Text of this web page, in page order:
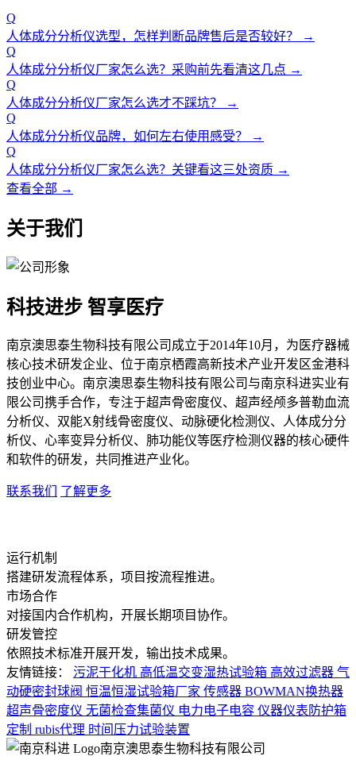
Q
人体成分分析仪选型，怎样判断品牌售后是否较好？
→
Q
人体成分分析仪厂家怎么选？采购前先看清这几点 →
Q
人体成分分析仪厂家怎么选才不踩坑？
→
Q
人体成分分析仪品牌，如何左右使用感受？
→
Q
人体成分分析仪厂家怎么选？关键看这三处资质 →
查看全部 →
关于我们
科技进步 智享医疗
南京澳思泰生物科技有限公司成立于2014年10月，为医疗器械
核心技术研发企业、位于南京栖霞高新技术产业开发区金港科
技创业中心。南京澳思泰生物科技有限公司与南京科进实业有
限公司携手合作，专注于超声骨密度仪、超声经颅多普勒血流
分析仪、双能X射线骨密度仪、动脉硬化检测仪、人体成分分
析仪、心率变异分析仪、肺功能仪等医疗检测仪器的核心硬件
和软件的研发，共同推进产业化。
联系我们 了解更多
运行机制
搭建研发流程体系，项目按流程推进。
市场合作
对接国内合作机构，开展长期项目协作。
研发管控
依照技术标准开展开发，输出技术成果。
友情链接：
污泥干化机 高低温交变湿热试验箱 高效过滤器 气
动硬密封球阀 恒温恒湿试验箱厂家 传感器 BOWMAN换热器
超声骨密度仪 无菌检查集菌仪 电力电子电容 仪器仪表防护箱
定制 rubis代理 时间压力试验装置
南京澳思泰生物科技有限公司